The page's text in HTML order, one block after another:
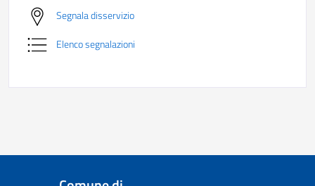
Segnala disservizio
Elenco segnalazioni